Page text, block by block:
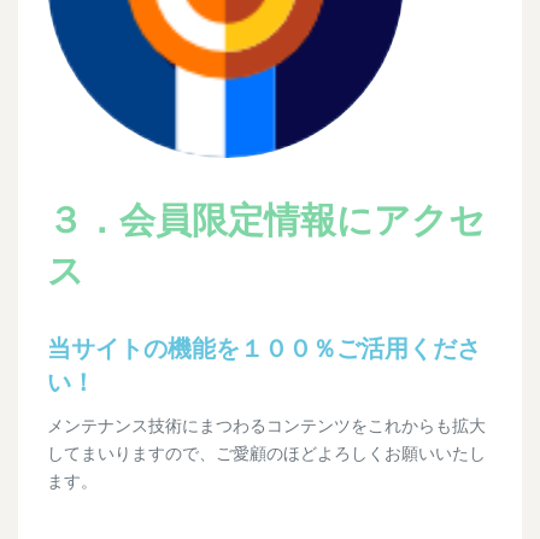
３．会員限定情報にアクセ
ス
当サイトの機能を１００％ご活用くださ
い！
メンテナンス技術にまつわるコンテンツをこれからも拡大
してまいりますので、ご愛顧のほどよろしくお願いいたし
ます。